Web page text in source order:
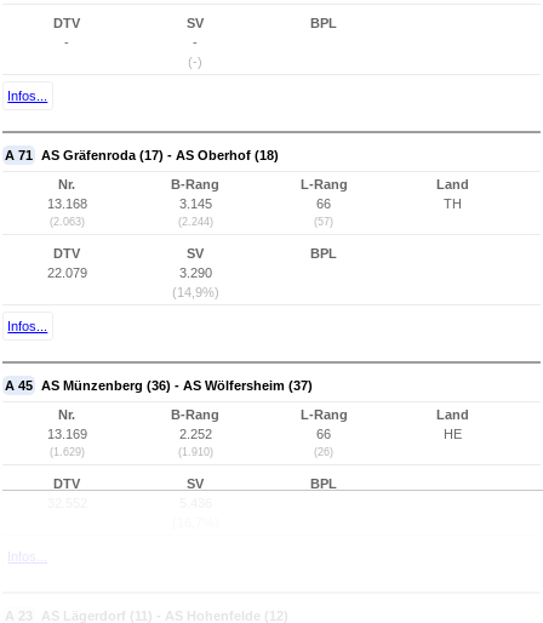
DTV
-
SV
-
(-)
BPL
Infos...
A 71 AS Gräfenroda (17) - AS Oberhof (18)
Nr.
13.168
(2.063)
B-Rang
3.145
(2.244)
L-Rang
66
(57)
Land
TH
DTV
22.079
SV
3.290
(14,9%)
BPL
Infos...
A 45 AS Münzenberg (36) - AS Wölfersheim (37)
Nr.
13.169
(1.629)
B-Rang
2.252
(1.910)
L-Rang
66
(26)
Land
HE
DTV
SV
BPL
Infos...
A 23 AS Lägerdorf (11) - AS Hohenfelde (12)